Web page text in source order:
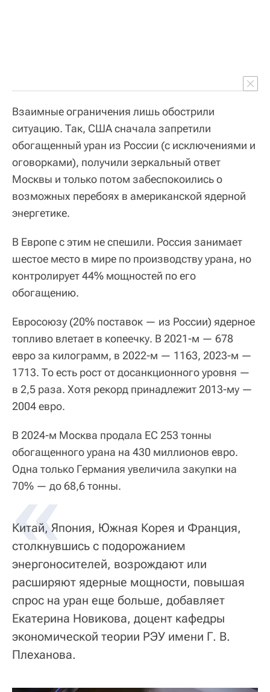
Взаимные ограничения лишь обострили
ситуацию. Так, США сначала запретили
обогащенный уран из России (с исключениями и
оговорками), получили зеркальный ответ
Москвы и только потом забеспокоились о
возможных перебоях в американской ядерной
энергетике.
В Европе с этим не спешили. Россия занимает
шестое место в мире по производству урана, но
контролирует 44% мощностей по его
обогащению.
Евросоюзу (20% поставок — из России) ядерное
топливо влетает в копеечку. В 2021-м — 678
евро за килограмм, в 2022-м — 1163, 2023-м —
1713. То есть рост от досанкционного уровня —
в 2,5 раза. Хотя рекорд принадлежит 2013-му —
2004 евро.
В 2024-м Москва продала ЕС 253 тонны
обогащенного урана на 430 миллионов евро.
Одна только Германия увеличила закупки на
70% — до 68,6 тонны.
«
Китай, Япония, Южная Корея и Франция,
столкнувшись с подорожанием
энергоносителей, возрождают или
расширяют ядерные мощности, повышая
спрос на уран еще больше, добавляет
Екатерина Новикова, доцент кафедры
экономической теории РЭУ имени Г. В.
Плеханова.